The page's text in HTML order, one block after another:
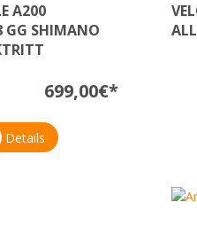
A200
GG SHIMANO
699,00€*
Details